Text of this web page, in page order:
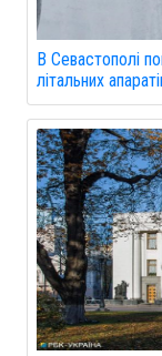
В Севастополі
літальних